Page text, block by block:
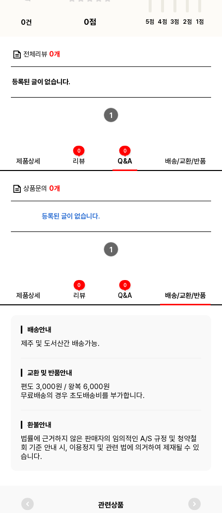
0건 0점 5점 4점 3점 2점 1점
전체리뷰 0개
등록된 글이 없습니다.
1
제품상세 리뷰
0
Q&A
0
배송/교환/반품
상품문의 0개
등록된 글이 없습니다.
1
제품상세 리뷰
0
Q&A
0
배송/교환/반품
배송안내
제주 및 도서산간 배송가능.
교환 및 반품안내
편도 3,000원 / 왕복 6,000원
무료배송의 경우 초도배송비를 부가합니다.
환불안내
법률에 근거하지 않은 판매자의 임의적인 A/S 규정 및 청약철
회 기준 안내 시, 이용정지 및 관련 법에 의거하여 제재될 수 있
습니다.
관련상품